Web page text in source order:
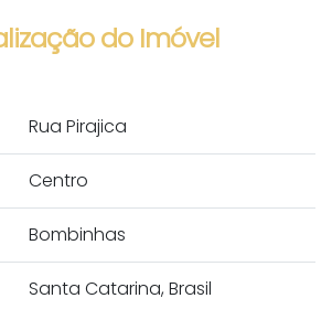
do Imóvel
Rua Pirajica
Centro
Bombinhas
Santa Catarina, Brasil